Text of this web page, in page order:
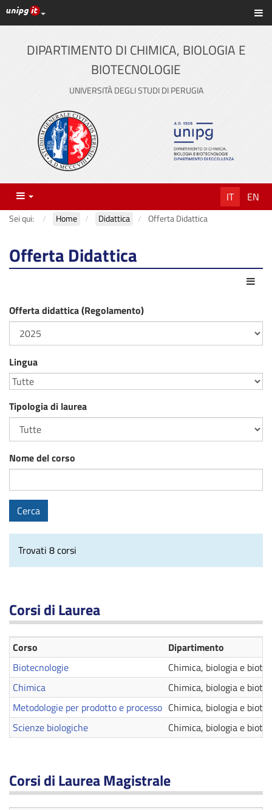
Vai
al
contenuto
principale
Link ai principali servizi web di Ateneo
DIPARTIMENTO DI CHIMICA, BIOLOGIA E
BIOTECNOLOGIE
UNIVERSITÀ DEGLI STUDI DI PERUGIA
Menu IT EN
Sei qui: Home Didattica Offerta Didattica
Offerta Didattica
Offerta didattica (Regolamento)
Lingua
Tipologia di laurea
Nome del corso
Trovati 8 corsi
Corsi di Laurea
Corso
Dipartimento
Biotecnologie
Chimica, biologia e
Chimica
Chimica, biologia e
Metodologie per prodotto e processo Chimica, biologia e
Scienze biologiche
Chimica, biologia e
Corsi di Laurea Magistrale